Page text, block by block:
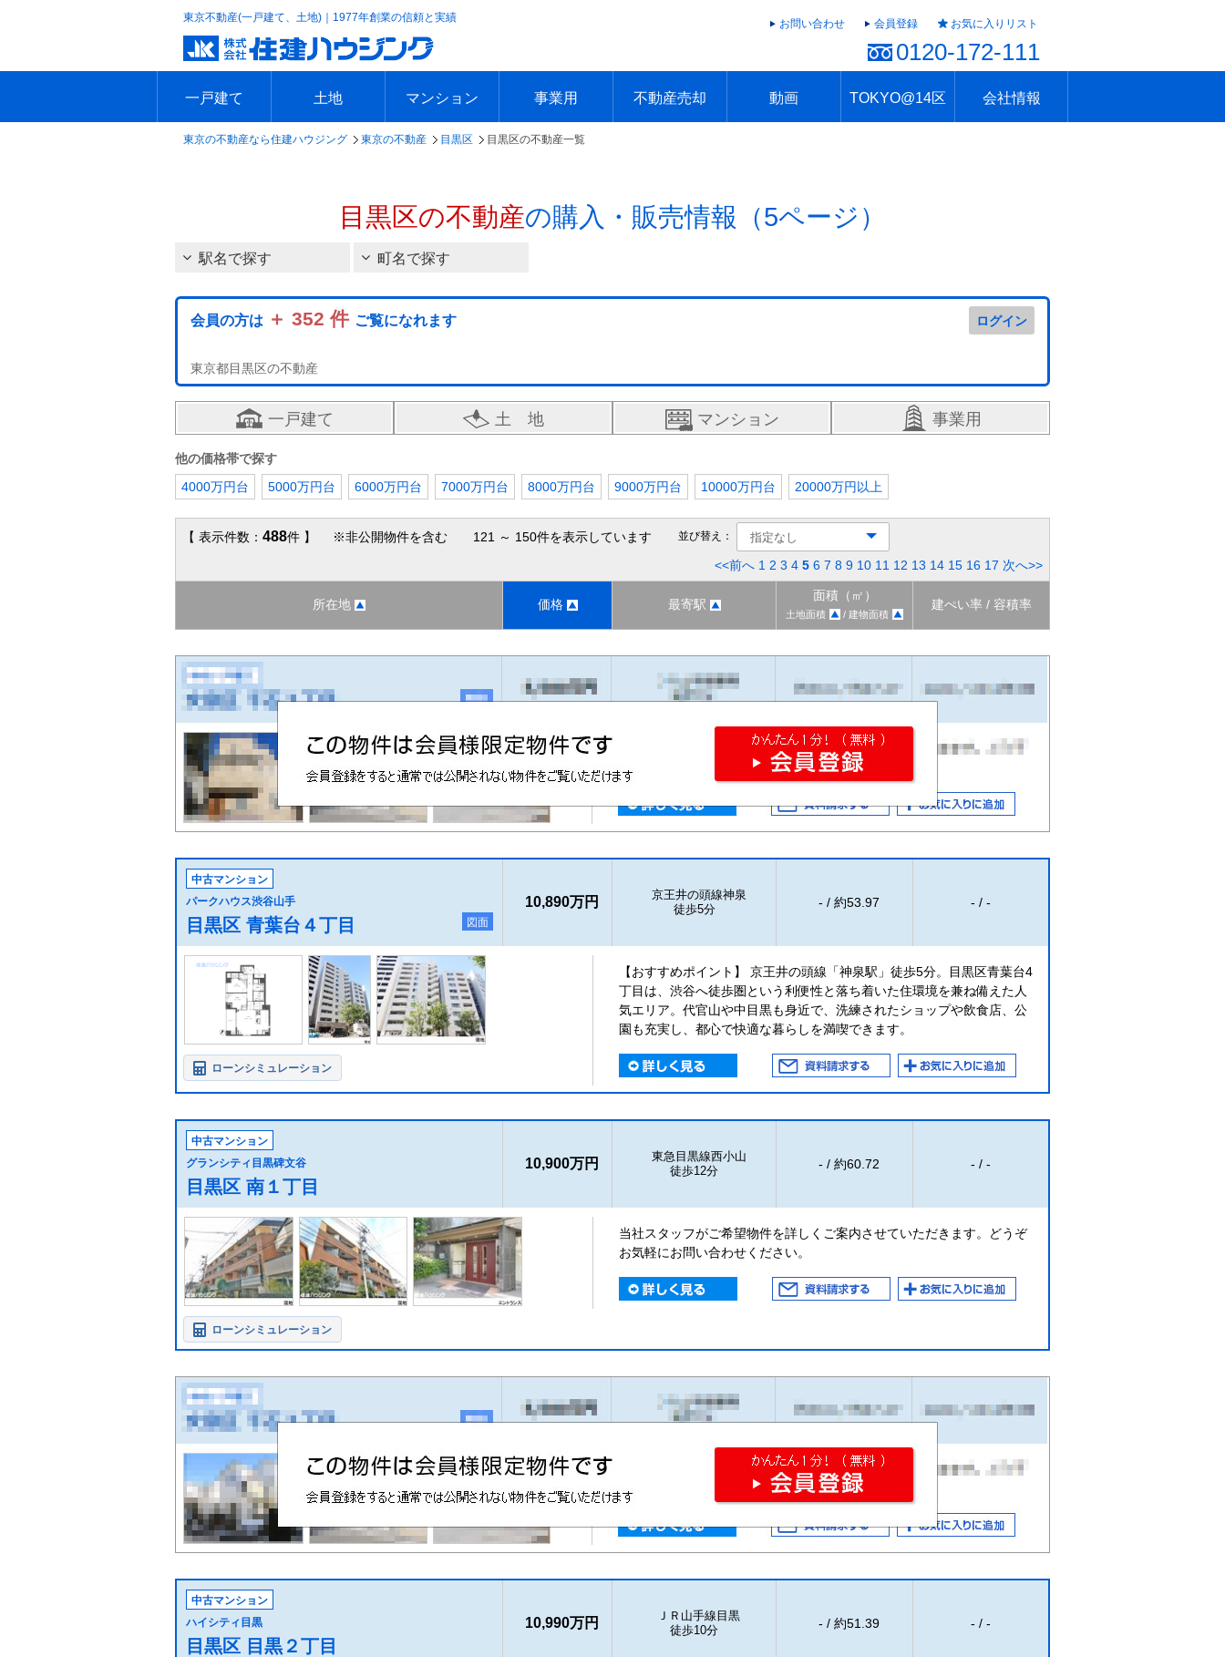
東京不動産(一戸建て、土地)｜1977年創業の信頼と実績
お問い合わせ 会員登録 お気に入りリスト
0120-172-111
一戸建て
エリアで探す
沿線で探す
新築一戸建て
中古一戸建て
本日の新着物件
今週の新着物件
土地
エリアで探す
沿線で探す
本日の新着物件
今週の新着物件
マンション
エリアで探す
沿線で探す
本日の新着物件
今週の新着物件
事業用
エリアで探す
沿線で探す
本日の新着物件
今週の新着物件
不動産売却 動画 TOKYO@14区 会社情報
東京の不動産なら住建ハウジング 東京の不動産 目黒区 目黒区の不動産一覧
目黒区の不動産の購入・販売情報（5ページ）
駅名で探す 町名で探す
会員の方は ＋ 352 件 ご覧になれます ログイン
東京都目黒区の不動産
一戸建て 土 地 マンション 事業用
他の価格帯で探す
4000万円台
5000万円台 6000万円台 7000万円台 8000万円台 9000万円台 10000万円台 20000万円以上
【 表示件数： 488件 】 ※非公開物件を含む 121 ～ 150件を表示しています 並び替え：
<<前へ 1 2 3 4 5 6 7 8 9 10 11 12 13 14 15 16 17 次へ>>
所在地 価格 最寄駅
面積（㎡）
土地面積 / 建物面積
建ぺい率 / 容積率
中古マンション
パークハウス渋谷山手
目黒区 青葉台４丁目 図面
10,890万円
京王井の頭線神泉
徒歩5分
- / 約53.97 - / -
【おすすめポイント】 京王井の頭線「神泉駅」徒歩5分。目黒区青葉台4
丁目は、渋谷へ徒歩圏という利便性と落ち着いた住環境を兼ね備えた人
気エリア。代官山や中目黒も身近で、洗練されたショップや飲食店、公
園も充実し、都心で快適な暮らしを満喫できます。
ローンシミュレーション
中古マンション
グランシティ目黒碑文谷
目黒区 南１丁目
10,900万円
東急目黒線西小山
徒歩12分
- / 約60.72 - / -
当社スタッフがご希望物件を詳しくご案内させていただきます。どうぞ
お気軽にお問い合わせください。
ローンシミュレーション
中古マンション
ハイシティ目黒
目黒区 目黒２丁目
10,990万円
ＪＲ山手線目黒
徒歩10分
- / 約51.39 - / -